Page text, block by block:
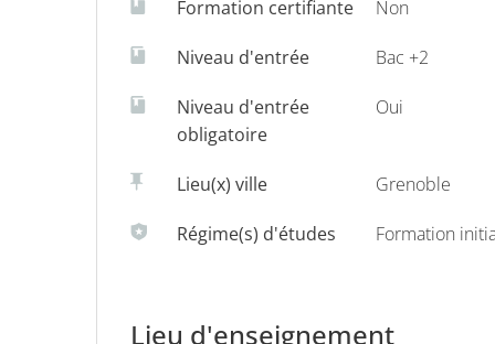
Formation en collaboration
Dans les domaines des matériaux (de
Microelectronics, Technip, Total, Valeo,Veolia.
> Toutes les informations
Formation certifiante Non
Niveau d'entrée Bac +2
Niveau d'entrée
obligatoire
Oui
Lieu(x) ville Grenoble
Régime(s) d'études Formation
Lieu d'enseignement